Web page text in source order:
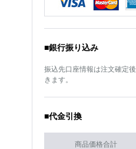
■銀行振り込み
振込先口座情報は注文確定
きます。
■代金引換
商品価格合計